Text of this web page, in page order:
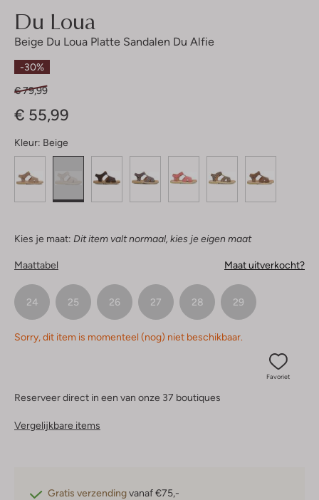
Du Loua
Beige Du Loua Platte Sandalen Du Alfie
-30%
€ 79,99
€ 55,99
Kleur: Beige
Kies je maat: Dit item valt normaal, kies je eigen maat
Maattabel Maat uitverkocht?
24 25 26 27 28 29
Sorry, dit item is momenteel (nog) niet beschikbaar.
Favoriet
Reserveer direct in een van onze 37 boutiques
Vergelijkbare items
Gratis verzendingvanaf €75,-